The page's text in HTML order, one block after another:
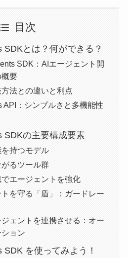
目次
SDKとは？何ができる？
SDK：AIエージェント開
要
法との違いと利点
API：シンプルさと多機能性
SDKの主要構成要素
持つモデル
るツール群
エージェントを強化
を守る「盾」：ガードレー
ェントを連携させる：オー
ョン
SDK を使ってみよう！